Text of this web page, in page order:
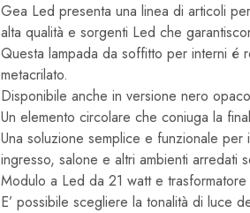
Gea Led presenta una linea di articoli
alta qualità e sorgenti Led che
Questa lampada da soffitto per interni é
metacrilato.
Disponibile anche in versione nero
Un elemento circolare che coniuga la
Una soluzione semplice e funzionale
ingresso, salone e altri ambienti arredati
Modulo a Led da 21 watt e trasformatore
E’ possibile scegliere la tonalità di luce